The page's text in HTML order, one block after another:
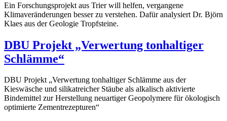
Ein Forschungsprojekt aus Trier will helfen, vergangene
Klimaveränderungen besser zu verstehen. Dafür analysiert Dr. Björn
Klaes aus der Geologie Tropfsteine.
DBU Projekt „Verwertung tonhaltiger
Schlämme“
DBU Projekt „Verwertung tonhaltiger Schlämme aus der
Kieswäsche und silikatreicher Stäube als alkalisch aktivierte
Bindemittel zur Herstellung neuartiger Geopolymere für ökologisch
optimierte Zementrezepturen“